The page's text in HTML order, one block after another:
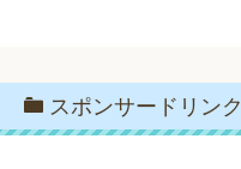
スポンサードリンク